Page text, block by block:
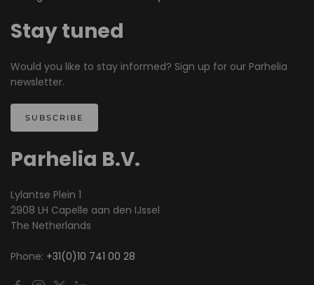
Stay tuned
Would you like to stay informed? Sign up for our Parhelia
newsletter.
SUBSCRIBE
Parhelia B.V.
Lylantse Plein 1
2908 LH Capelle aan den IJssel
The Netherlands
Phone: +31(0)10 741 00 28